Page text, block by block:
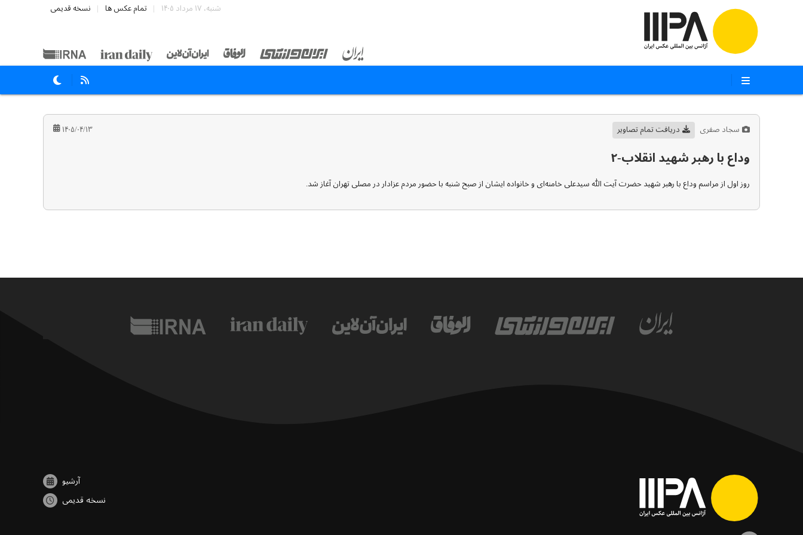
شنبه، ۱۷ مرداد ۱۴۰۵ تمام عکس ها نسخه قدیمی
سجاد صفری دریافت تمام تصاویر ۱۴۰۵/۰۴/۱۳
وداع با رهبر شهید انقلاب-۲
روز اول از مراسم وداع با رهبر شهید حضرت آیت الله سیدعلی خامنه‌ای و خانواده ایشان از صبح شنبه با حضور مردم عزادار در مصلی تهران آغاز شد.
آرشیو
نسخه قدیمی